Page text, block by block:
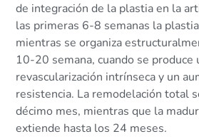
de integración de la plastia en la
las primeras 6-8 semanas la
mientras se organiza
10-20 semana, cuando se produce
revascularización intrínseca y un
resistencia. La remodelación total
décimo mes, mientras que la
extiende hasta los 24 meses.